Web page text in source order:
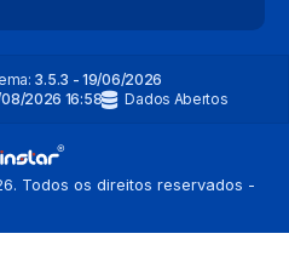
3.5.3 - 19/06/2026
2026 16:58 Dados Abertos
Todos os direitos reservados -